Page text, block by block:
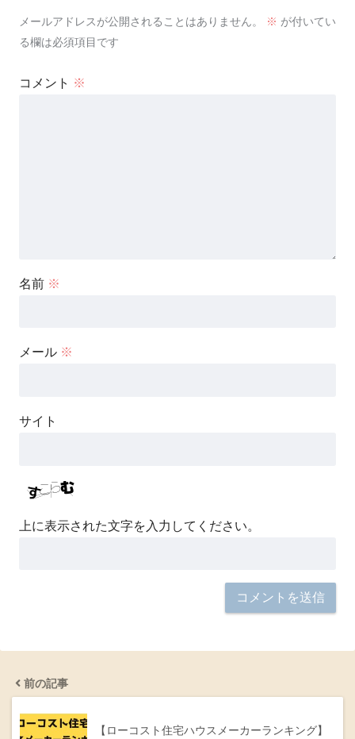
メールアドレスが公開されることはありません。 ※ が付いてい
る欄は必須項目です
コメント ※
名前 ※
メール ※
サイト
上に表示された文字を入力してください。
前の記事
【ローコスト住宅ハウスメーカーランキング】